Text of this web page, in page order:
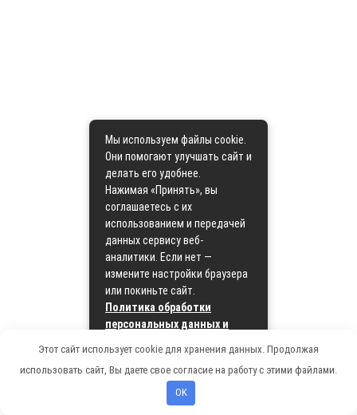
Мы используем файлы cookie.
Они помогают улучшать сайт и
делать его удобнее.
Нажимая «Принять», вы
соглашаетесь с их
использованием и передачей
данных сервису веб-
аналитики. Если нет —
измените настройки браузера
или покиньте сайт.
Политика обработки
персональных данных и
Принять
Этот сайт использует cookie для хранения данных. Продолжая
использовать сайт, Вы даете свое согласие на работу с этими файлами.
OK